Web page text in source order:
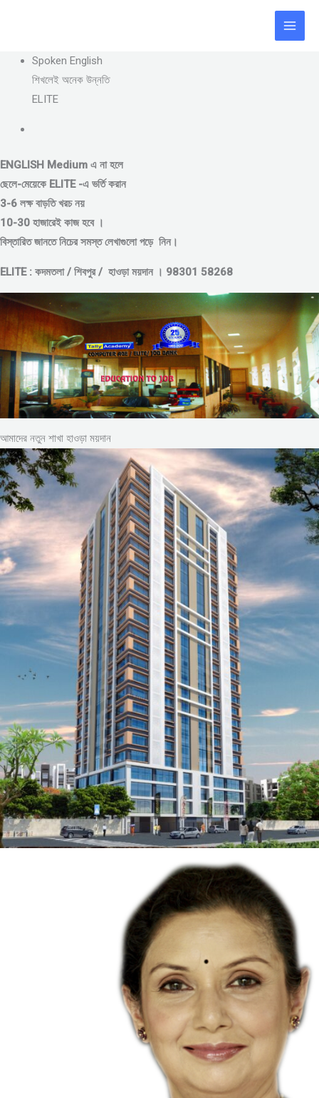
Spoken English
শিখলেই অনেক উন্নতি
ELITE
ENGLISH Medium এ না হলে
ছেলে-মেয়েকে ELITE -এ ভর্তি করান
3-6 লক্ষ বাড়তি খরচ নয়
10-30 হাজারেই কাজ হবে ।
বিস্তারিত জানতে নিচের সমস্ত লেখাগুলো পড়ে নিন।
ELITE : কদমতলা / শিবপুর / হাওড়া ময়দান । 98301 58268
আমাদের নতুন শাখা হাওড়া ময়দান